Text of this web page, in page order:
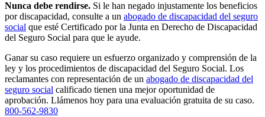
Nunca debe rendirse. Si le han negado injustamente los beneficios
por discapacidad, consulte a un abogado de discapacidad del seguro
social que esté Certificado por la Junta en Derecho de Discapacidad
del Seguro Social para que le ayude.
Ganar su caso requiere un esfuerzo organizado y comprensión de la
ley y los procedimientos de discapacidad del Seguro Social. Los
reclamantes con representación de un abogado de discapacidad del
seguro social calificado tienen una mejor oportunidad de
aprobación. Llámenos hoy para una evaluación gratuita de su caso.
800-562-9830